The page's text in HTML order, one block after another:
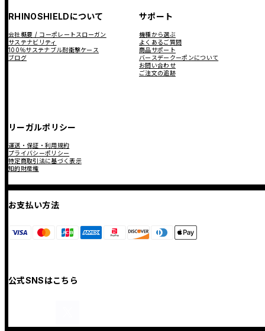
RHINOSHIELDについて
会社概要 / コーポレートスローガン
サステナビリティ
100％サステナブル耐衝撃ケース
ブログ
サポート
機種から選ぶ
よくあるご質問
商品サポート
バースデークーポンについて
お問い合わせ
ご注文の追跡
リーガルポリシー
運送・保証・利用規約
プライバシーポリシー
特定商取引法に基づく表示
知的財産権
お支払い方法
公式SNSはこちら